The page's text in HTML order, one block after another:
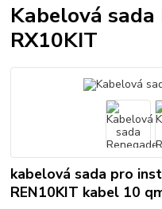
Kabelová sada
RX10KIT
kabelová sada pro
REN10KIT kabel 10